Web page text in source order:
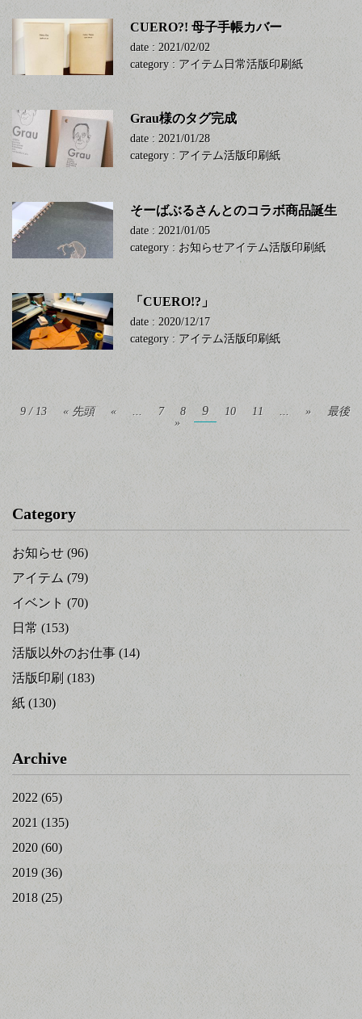
CUERO?! 母子手帳カバー
date : 2021/02/02
category : アイテム 日常活版印刷紙
Grau様のタグ完成
date : 2021/01/28
category : アイテム活版印刷紙
そーばぶるさんとのコラボ商品誕生
date : 2021/01/05
category : お知らせアイテム活版印刷紙
「CUERO!?」
date : 2020/12/17
category : アイテム活版印刷紙
9 / 13 « 先頭 « 7 8 9 10 11 »
最後
»
Category
お知らせ (96)
アイテム (79)
イベント (70)
日常 (153)
活版以外のお仕事 (14)
活版印刷 (183)
紙 (130)
Archive
2022 (65)
2021 (135)
2020 (60)
2019 (36)
2018 (25)